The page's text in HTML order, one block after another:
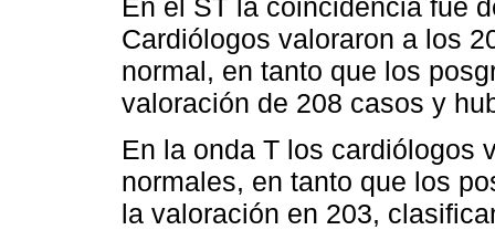
Cardiólogos valoraron a los
normal, en tanto que los
valoración de 208 casos y
En la onda T los cardiólogos
normales, en tanto que los
la valoración en 203,